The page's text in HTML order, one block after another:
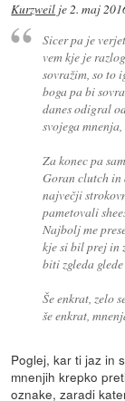
Kurzweil je2. maj
Sicer pa je
vem kje je
sovražim, so to
boga pa bi
danes odigral
svojega
Za konec pa
Goran clutch in
največji
pametovali
Najbolj me
kje si bil prej in
biti zgleda
Še enkrat, zelo
še enkrat,
Poglej, kar ti jaz in
mnenjih krepko
oznake, zaradi